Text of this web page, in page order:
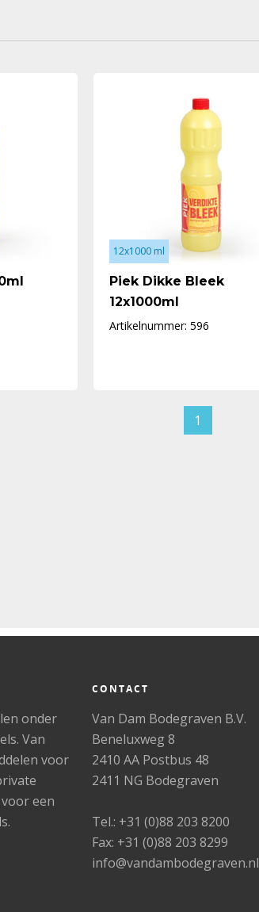
12x1000 ml
Piek Dikke Bleek
12x1000ml
Artikelnummer: 596
1
onder
Van
voor
een
CONTACT
Van Dam Bodegraven B.V.
Beneluxweg 8
2410 AA Postbus 48
2411 NG Bodegraven
Tel.: +31 (0)88 203 8200
Fax: +31 (0)88 203 8299
info@vandambodegraven.nl